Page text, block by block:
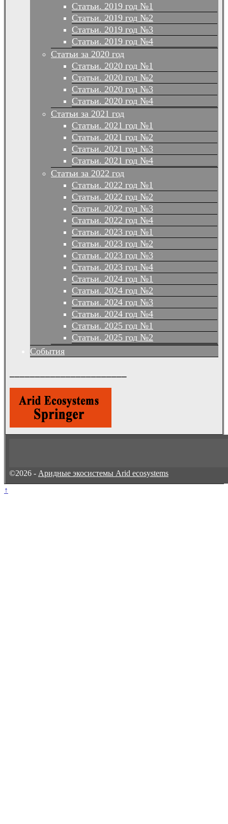
Статьи. 2019 год №1
Статьи. 2019 год №2
Статьи. 2019 год №3
Статьи. 2019 год №4
Статьи за 2020 год
Статьи. 2020 год №1
Статьи. 2020 год №2
Статьи. 2020 год №3
Статьи. 2020 год №4
Статьи за 2021 год
Статьи. 2021 год №1
Статьи. 2021 год №2
Статьи. 2021 год №3
Статьи. 2021 год №4
Статьи за 2022 год
Статьи. 2022 год №1
Статьи. 2022 год №2
Статьи. 2022 год №3
Статьи. 2022 год №4
Статьи. 2023 год №1
Статьи. 2023 год №2
Статьи. 2023 год №3
Статьи. 2023 год №4
Статьи. 2024 год №1
Статьи. 2024 год №2
Статьи. 2024 год №3
Статьи. 2024 год №4
Статьи. 2025 год №1
Статьи. 2025 год №2
События
©2026 - Аридные экосистемы Arid ecosystems
↑